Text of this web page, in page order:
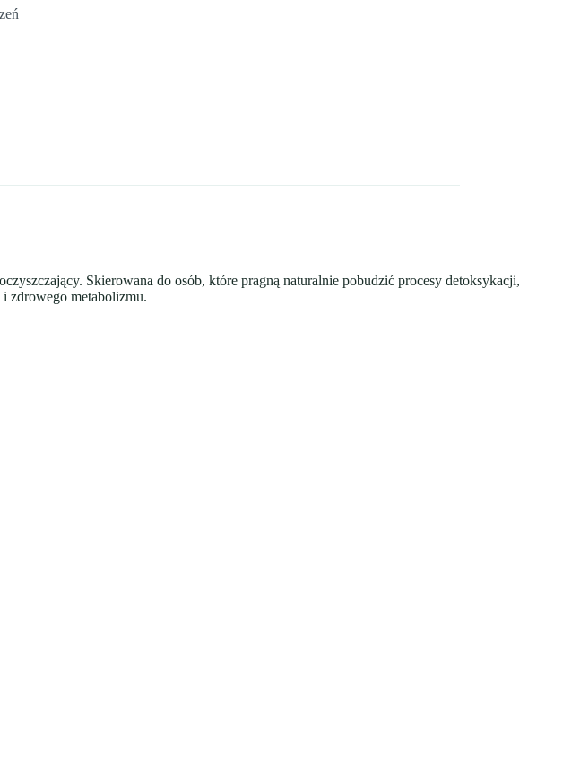
Skierowana do osób, które pragną naturalnie pobudzić procesy detoksykacji,
zdrowego metabolizmu.